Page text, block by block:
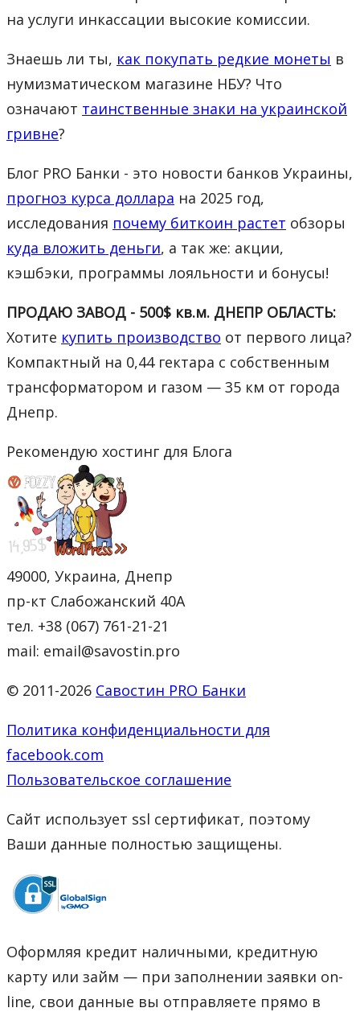
на услуги инкассации высокие комиссии.
Знаешь ли ты, как покупать редкие монеты в
нумизматическом магазине НБУ? Что
означают таинственные знаки на украинской
гривне?
Блог PRO Банки - это новости банков Украины,
прогноз курса доллара на 2025 год,
исследования почему биткоин растет обзоры
куда вложить деньги, а так же: акции,
кэшбэки, программы лояльности и бонусы!
ПРОДАЮ ЗАВОД - 500$ кв.м. ДНЕПР ОБЛАСТЬ:
Хотите купить производство от первого лица?
Компактный на 0,44 гектара с собственным
трансформатором и газом — 35 км от города
Днепр.
Рекомендую хостинг для Блога
49000, Украина, Днепр
пр-кт Слабожанский 40А
тел. +38 (067) 761-21-21
mail: email@savostin.pro
© 2011-2026 Савостин PRO Банки
Политика конфиденциальности для
facebook.com
Пользовательское соглашение
Сайт использует ssl сертификат, поэтому
Ваши данные полностью защищены.
Оформляя кредит наличными, кредитную
карту или займ — при заполнении заявки on-
line, свои данные вы отправляете прямо в